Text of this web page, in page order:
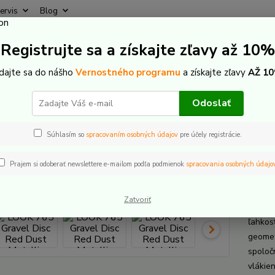
Blog
Hľadať
(Po-
Cestné a Gravel LOOK 765 Gravel Disc Red Dust Metallic
765 Gravel Disc Red Dust
Registrujte sa a získajte zľavy až 10%
sa do nášho Vernostného programu a získajte zľavy AŽ
Odoslať
Súhlasím so spracovaním osobných údajovpre účely registrácie.
Prajem si odoberať newslettere e-mailom podľa podmienok spracovania osobných
Zatvoriť